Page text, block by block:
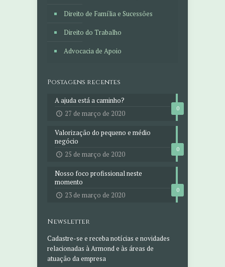
Direito de Família e Sucessões
Direito do Trabalho
Advocacia de Apoio
Postagens recentes
0
A ajuda está a caminho?
27 de março de 2020
0
Valorização do pequeno e médio
negócio
25 de março de 2020
0
Nosso foco profissional neste
momento
23 de março de 2020
Newsletter
Cadastre-se e receba notícias e novidades
relacionadas à Armond e às áreas de
atuação da empresa